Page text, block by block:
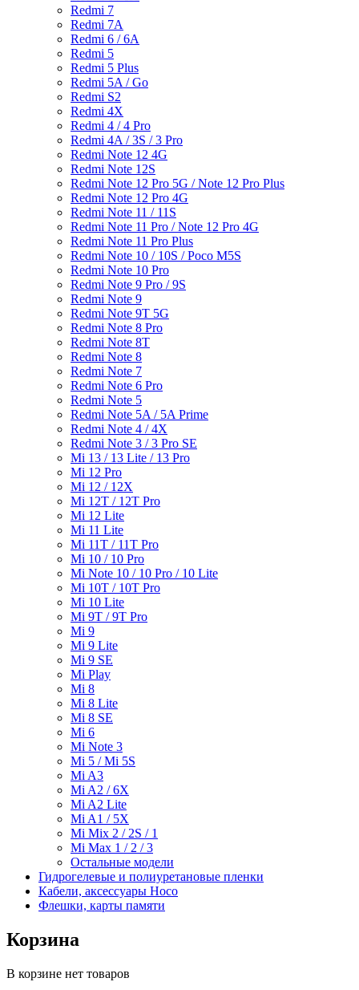
Redmi 7
Redmi 7A
Redmi 6 / 6A
Redmi 5
Redmi 5 Plus
Redmi 5A / Go
Redmi S2
Redmi 4X
Redmi 4 / 4 Pro
Redmi 4A / 3S / 3 Pro
Redmi Note 12 4G
Redmi Note 12S
Redmi Note 12 Pro 5G / Note 12 Pro Plus
Redmi Note 12 Pro 4G
Redmi Note 11 / 11S
Redmi Note 11 Pro / Note 12 Pro 4G
Redmi Note 11 Pro Plus
Redmi Note 10 / 10S / Poco M5S
Redmi Note 10 Pro
Redmi Note 9 Pro / 9S
Redmi Note 9
Redmi Note 9T 5G
Redmi Note 8 Pro
Redmi Note 8T
Redmi Note 8
Redmi Note 7
Redmi Note 6 Pro
Redmi Note 5
Redmi Note 5A / 5A Prime
Redmi Note 4 / 4X
Redmi Note 3 / 3 Pro SE
Mi 13 / 13 Lite / 13 Pro
Mi 12 Pro
Mi 12 / 12X
Mi 12T / 12T Pro
Mi 12 Lite
Mi 11 Lite
Mi 11T / 11T Pro
Mi 10 / 10 Pro
Mi Note 10 / 10 Pro / 10 Lite
Mi 10T / 10T Pro
Mi 10 Lite
Mi 9T / 9T Pro
Mi 9
Mi 9 Lite
Mi 9 SE
Mi Play
Mi 8
Mi 8 Lite
Mi 8 SE
Mi 6
Mi Note 3
Mi 5 / Mi 5S
Mi A3
Mi A2 / 6X
Mi A2 Lite
Mi A1 / 5X
Mi Mix 2 / 2S / 1
Mi Max 1 / 2 / 3
Остальные модели
Гидрогелевые и полиуретановые пленки
Кабели, аксессуары Hoco
Флешки, карты памяти
Корзина
В корзине нет товаров